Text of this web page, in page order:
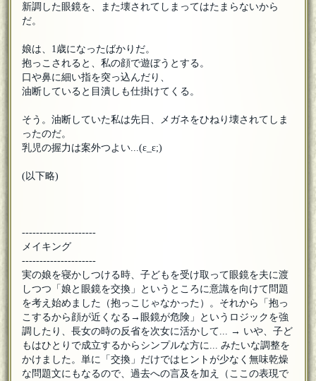
新調した眼鏡を、また壊されてしまってはたまらないから
だ。
娘は、1歳になったばかりだ。
抱っこされると、私の顔で遊ぼうとする。
口や鼻に細い指を突っ込んだり、
油断していると目潰しも仕掛けてくる。
そう。油断していた私は先日、メガネをひねり壊されてしま
ったのだ。
乳児の握力は案外つよい...(ε_ε;)
(以下略)
---------------------
メイキング
---------------------
実の娘を寝かしつける時、子どもを受け取って眼鏡を夫に渡
しつつ「娘と眼鏡を交換」というところに意識を向けて問題
を考え始めました（抱っこじゃなかった）。それから「抱っ
こするから顔が近くなる→眼鏡が危険」というロジックを強
調したり、長女の時の反省を次女に活かして... → いや、子ど
もはひとりで成立するからシンプルな方に... みたいな調整を
かけました。単に「交換」だけではヒントが少なく無味乾燥
な問題文にもなるので、過去への言及を加え（ここの表現で